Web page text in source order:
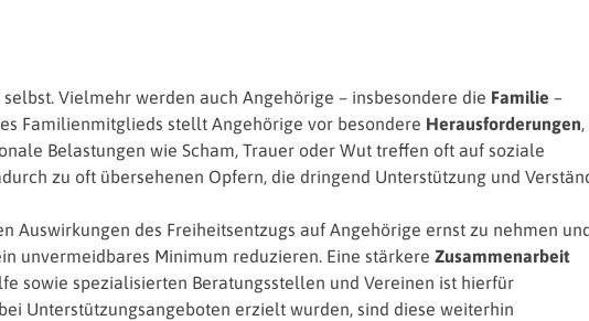
Vielmehr werden auch Angehörige – insbesondere die Familie –
Familienmitglieds stellt Angehörige vor besondere Herausforderungen
Belastungen wie Scham, Trauer oder Wut treffen oft auf soziale
zu oft übersehenen Opfern, die dringend Unterstützung und
Auswirkungen des Freiheitsentzugs auf Angehörige ernst zu nehmen und
unvermeidbares Minimum reduzieren. Eine stärkere Zusammenarbeit
sowie spezialisierten Beratungsstellen und Vereinen ist hierfür
Unterstützungsangeboten erzielt wurden, sind diese weiterhin